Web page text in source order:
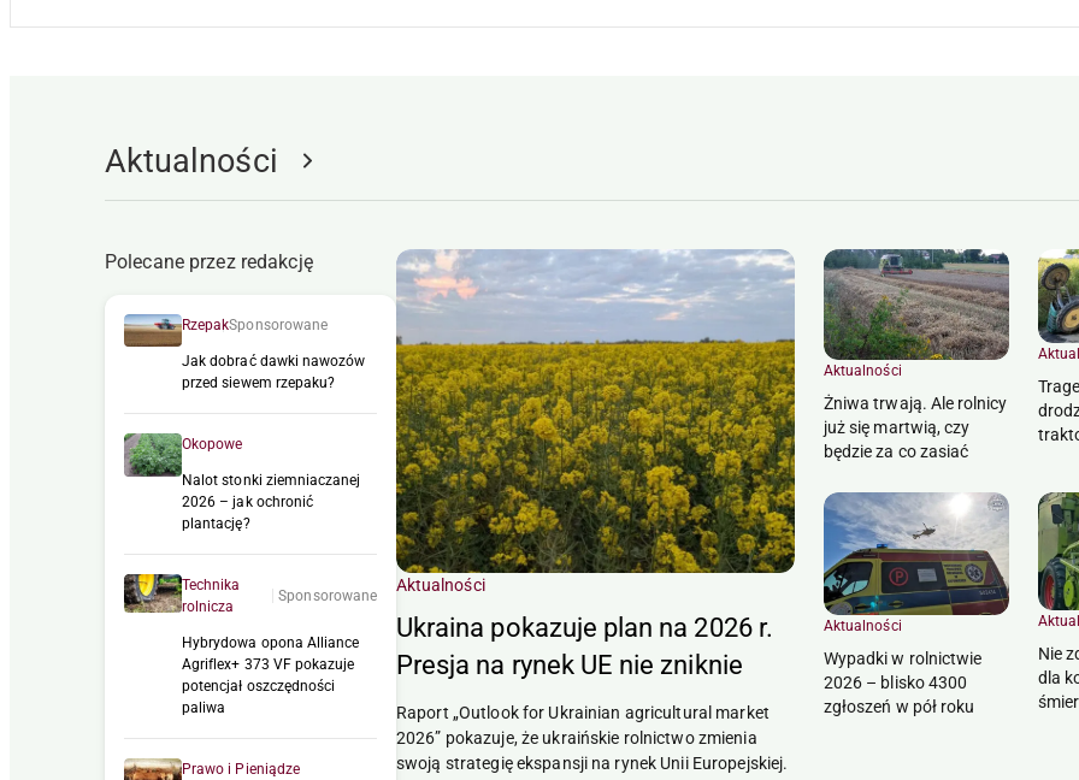
Aktualności
Polecane przez redakcję
RzepakSponsorowane
Jak dobrać dawki nawozów
przed siewem rzepaku?
Okopowe
Nalot stonki ziemniaczanej
2026 – jak ochronić
plantację?
Technika
rolnicza
Sponsorowane
Hybrydowa opona Alliance
Agriflex+ 373 VF pokazuje
potencjał oszczędności
paliwa
Prawo i Pieniądze
Aktualności
Ukraina pokazuje plan na 2026 r.
Presja na rynek UE nie zniknie
Raport „Outlook for Ukrainian agricultural market
2026” pokazuje, że ukraińskie rolnictwo zmienia
swoją strategię ekspansji na rynek Unii Europejskiej.
Aktualności
Żniwa trwają. Ale rolnicy
już się martwią, czy
będzie za co zasiać
Aktualności
Wypadki w rolnictwie
2026 – blisko 4300
zgłoszeń w pół roku
Nie
dla